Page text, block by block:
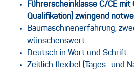
Führerscheinklasse C/CE mit
Qualifikation) zwingend
Baumaschinenerfahrung,
wünschenswert
Deutsch in Wort und Schrift
Zeitlich flexibel (Tages- und